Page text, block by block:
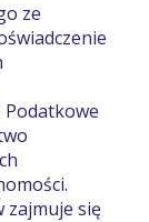
ze
zajmuje się